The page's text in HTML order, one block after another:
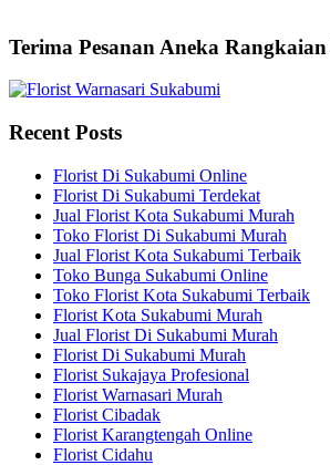
Terima Pesanan Aneka
Recent Posts
Florist Di Sukabumi Online
Florist Di Sukabumi Terdekat
Jual Florist Kota Sukabumi Murah
Toko Florist Di Sukabumi Murah
Jual Florist Kota Sukabumi Terbaik
Toko Bunga Sukabumi Online
Toko Florist Kota Sukabumi Terbaik
Florist Kota Sukabumi Murah
Jual Florist Di Sukabumi Murah
Florist Di Sukabumi Murah
Florist Sukajaya Profesional
Florist Warnasari Murah
Florist Cibadak
Florist Karangtengah Online
Florist Cidahu